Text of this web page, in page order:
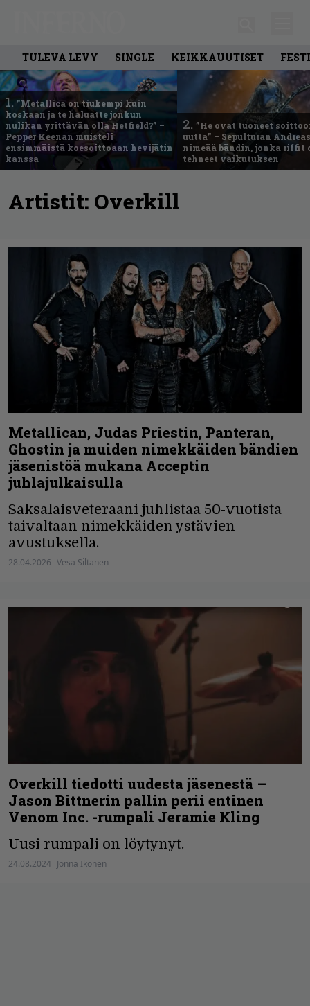
TULEVA LEVY SINGLE KEIKKAUUTISET
1. ”Metallica on tiukempi kuin
koskaan ja te haluatte jonkun
nulikan yrittävän olla Hetfield?” –
Pepper Keenan muisteli
ensimmäistä koesoittoaan hevijätin
kanssa
2. ”He ovat tuoneet
uutta” – Sepulturan
nimeää bändin, jonka riffit
tehneet vaikutuksen
Artistit: Overkill
Metallican, Judas Priestin, Panteran,
Ghostin ja muiden nimekkäiden bändien
jäsenistöä mukana Acceptin
juhlajulkaisulla
Saksalaisveteraani juhlistaa 50-vuotista
taivaltaan nimekkäiden ystävien
avustuksella.
28.04.2026 Vesa Siltanen
Overkill tiedotti uudesta jäsenestä –
Jason Bittnerin pallin perii entinen
Venom Inc. -rumpali Jeramie Kling
Uusi rumpali on löytynyt.
24.08.2024 Jonna Ikonen